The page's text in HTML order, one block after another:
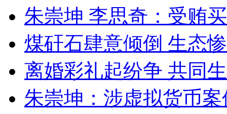
朱崇坤 李思奇：受贿
煤矸石肆意倾倒 生态
离婚彩礼起纷争 共同
朱崇坤：涉虚拟货币